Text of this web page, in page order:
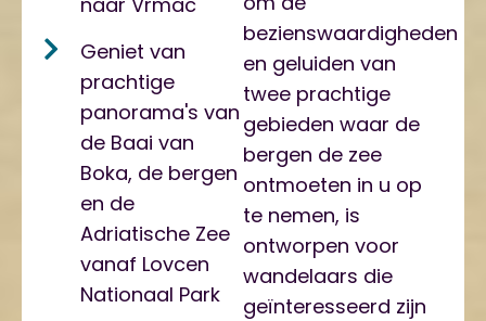
Geniet van
prachtige
panorama's van
de Baai van
Boka, de bergen
en de
Adriatische Zee
vanaf Lovcen
Nationaal Park
bezienswaardigheden
en geluiden van
twee prachtige
gebieden waar de
bergen de zee
ontmoeten in u op
te nemen, is
ontworpen voor
wandelaars die
geïnteresseerd zijn